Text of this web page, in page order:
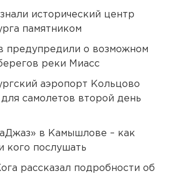
исторический центр
памятником
предупредили о возможном
реки Миасс
аэропорт Кольцово
самолетов второй день
в Камышлове – как
кого послушать
рассказал подробности об